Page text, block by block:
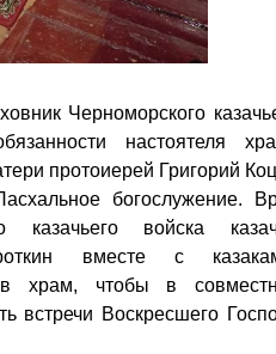
Черноморского
настоятеля
протоиерей Григорий
богослужение.
казачьего войска
вместе с
храм, чтобы в
встречи Воскресшего